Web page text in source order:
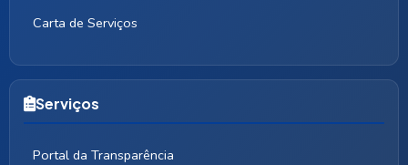
Carta de Serviços
Serviços
Portal da Transparência